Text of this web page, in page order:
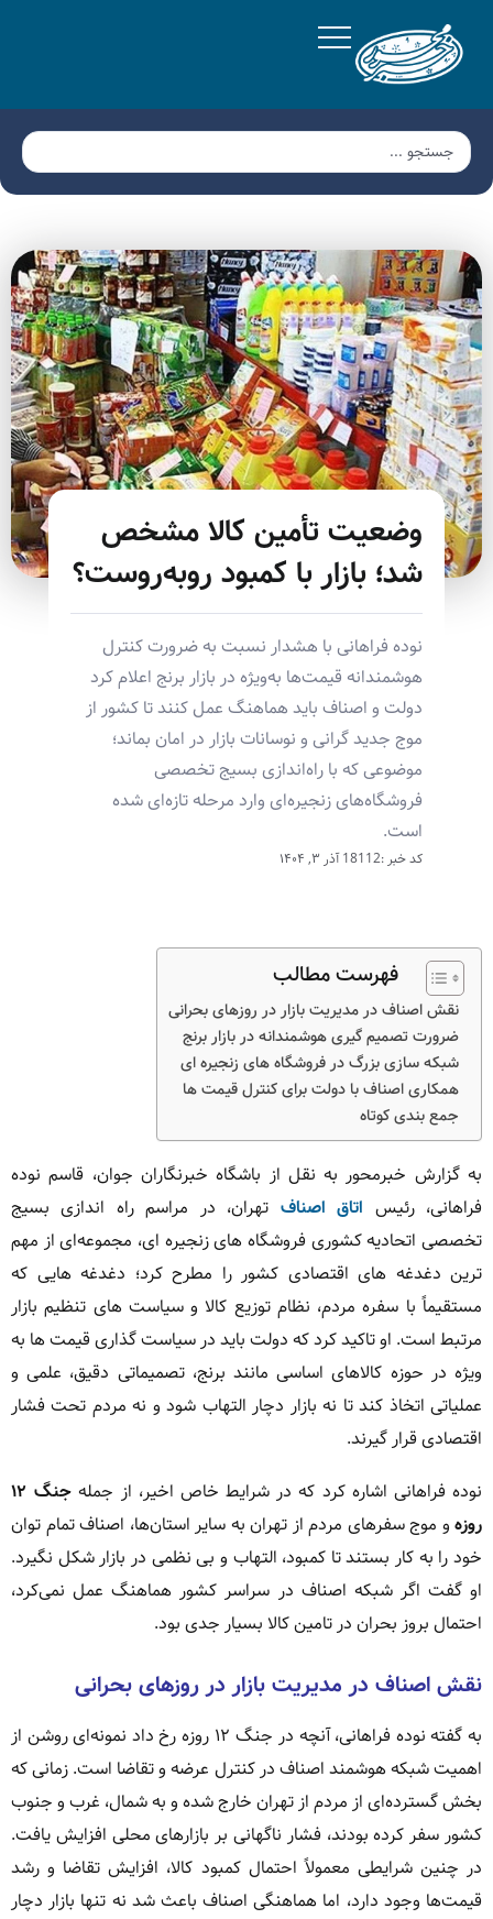
وضعیت تأمین کالا مشخص
شد؛ بازار با کمبود روبه‌روست؟
نوده فراهانی با هشدار نسبت به ضرورت کنترل
هوشمندانه قیمت‌ها به‌ویژه در بازار برنج اعلام کرد
دولت و اصناف باید هماهنگ عمل کنند تا کشور از
موج جدید گرانی و نوسانات بازار در امان بماند؛
موضوعی که با راه‌اندازی بسیج تخصصی
فروشگاه‌های زنجیره‌ای وارد مرحله تازه‌ای شده
است.
کد خبر :18112 آذر ۳, ۱۴۰۴
فهرست مطالب
نقش اصناف در مدیریت بازار در روزهای بحرانی
ضرورت تصمیم گیری هوشمندانه در بازار برنج
شبکه سازی بزرگ در فروشگاه های زنجیره ای
همکاری اصناف با دولت برای کنترل قیمت ها
جمع بندی کوتاه
به گزارش خبرمحور به نقل از باشگاه خبرنگاران جوان، قاسم نوده
فراهانی، رئیس اتاق اصناف تهران، در مراسم راه اندازی بسیج
تخصصی اتحادیه کشوری فروشگاه های زنجیره ای، مجموعه‌ای از مهم
ترین دغدغه های اقتصادی کشور را مطرح کرد؛ دغدغه هایی که
مستقیماً با سفره مردم، نظام توزیع کالا و سیاست های تنظیم بازار
مرتبط است. او تاکید کرد که دولت باید در سیاست گذاری قیمت ها به
ویژه در حوزه کالاهای اساسی مانند برنج، تصمیماتی دقیق، علمی و
عملیاتی اتخاذ کند تا نه بازار دچار التهاب شود و نه مردم تحت فشار
اقتصادی قرار گیرند.
نوده فراهانی اشاره کرد که در شرایط خاص اخیر، از جمله
جنگ ۱۲
روزه و موج سفرهای مردم از تهران به سایر استان‌ها، اصناف تمام توان
خود را به کار بستند تا کمبود، التهاب و بی نظمی در بازار شکل نگیرد.
او گفت اگر شبکه اصناف در سراسر کشور هماهنگ عمل نمی‌کرد،
احتمال بروز بحران در تامین کالا بسیار جدی بود.
نقش اصناف در مدیریت بازار در روزهای بحرانی
به گفته نوده فراهانی، آنچه در جنگ ۱۲ روزه رخ داد نمونه‌ای روشن از
اهمیت شبکه هوشمند اصناف در کنترل عرضه و تقاضا است. زمانی که
بخش گسترده‌ای از مردم از تهران خارج شده و به شمال، غرب و جنوب
کشور سفر کرده بودند، فشار ناگهانی بر بازارهای محلی افزایش یافت.
در چنین شرایطی معمولاً احتمال کمبود کالا، افزایش تقاضا و رشد
قیمت‌ها وجود دارد، اما هماهنگی اصناف باعث شد نه تنها بازار دچار